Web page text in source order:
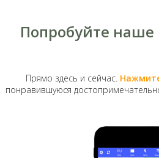
Попробуйте
Прямо здесь и сейчас.
понравившуюся